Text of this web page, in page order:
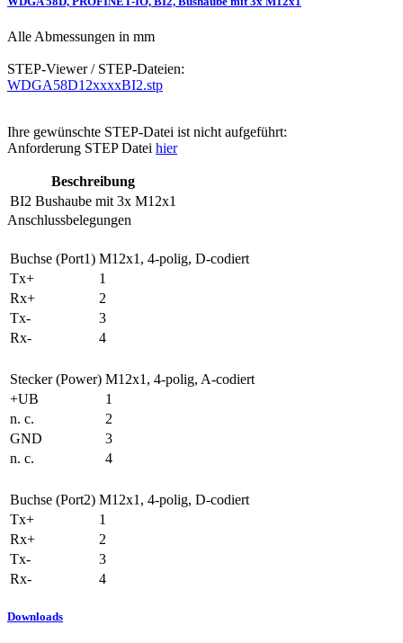
Alle Abmessungen in mm
STEP-Viewer / STEP-Dateien:
WDGA58D12xxxxBI2.stp
Ihre gewünschte STEP-Datei ist nicht aufgeführt:
Anforderung STEP Datei hier
Beschreibung
BI2 Bushaube mit 3x M12x1
Anschlussbelegungen
Buchse (Port1) M12x1, 4-polig, D-codiert
Tx+
1
Rx+
2
Tx-
3
Rx-
4
Stecker (Power) M12x1, 4-polig, A-codiert
+UB
1
n. c.
2
GND
3
n. c.
4
Buchse (Port2) M12x1, 4-polig, D-codiert
Tx+
1
Rx+
2
Tx-
3
Rx-
4
Downloads